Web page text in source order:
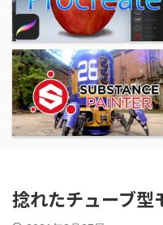
捻れたチューブ型